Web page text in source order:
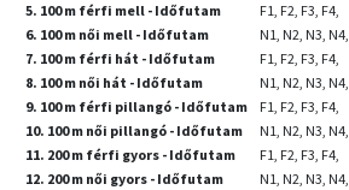
5. 100 m férfi mell - Időfutam
F1, F2, F3, F4,
6. 100 m női mell - Időfutam
N1, N2, N3, N4,
7. 100 m férfi hát - Időfutam
F1, F2, F3, F4,
8. 100 m női hát - Időfutam
N1, N2, N3, N4,
9. 100 m férfi pillangó - Időfutam
F1, F2, F3, F4,
10. 100 m női pillangó - Időfutam
N1, N2, N3, N4,
11. 200 m férfi gyors - Időfutam
F1, F2, F3, F4,
12. 200 m női gyors - Időfutam
N1, N2, N3, N4,